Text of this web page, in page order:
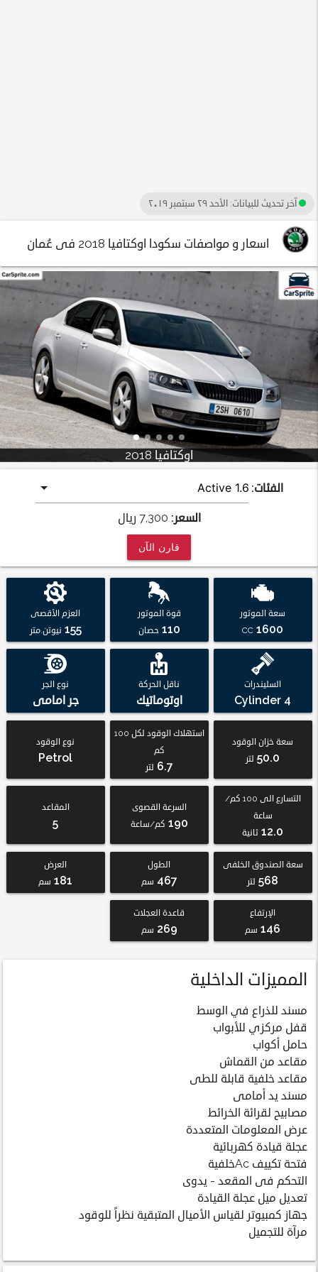
آخر تحديث للبيانات: الأحد ٢٩ سبتمبر ٢٠١٩
اسعار و مواصفات سكودا اوكتافيا 2018 فى عُمان
اوكتافيا 2018
الفئات:
السعر: 7,300 ريال
قارن الآن
سعة الموتور
1600
CC
قوة الموتور
110 حصان
العزم الأقصى
155 نيوتن.متر
السليندرات
4 Cylinder
ناقل الحركة
اوتوماتيك
نوع الجر
جر امامى
سعة خزان الوقود
50.0 لتر
استهلاك الوقود لكل 100
كم
6.7 لتر
نوع الوقود
Petrol
التسارع الى 100 كم/
ساعة
12.0 ثانية
السرعة القصوى
190 كم/ساعة
المقاعد
5
سعة الصندوق الخلفى
568 لتر
الطول
467 سم
العرض
181 سم
الإرتفاع
146 سم
قاعدة العجلات
269 سم
المميزات الداخلية
مسند للذراع في الوسط
قفل مركزي للأبواب
حامل أكواب
مقاعد من القماش
مقاعد خلفية قابلة للطى
مسند يد أمامى
مصابيح لقرائة الخرائط
عرض المعلومات المتعددة
عجلة قيادة كهربائية
فتحة تكييف Acخلفية
التحكم فى المقعد - يدوى
تعديل ميل عجلة القيادة
جهاز كمبيوتر لقياس الأميال المتبقية نظراً للوقود
مرآة للتجميل